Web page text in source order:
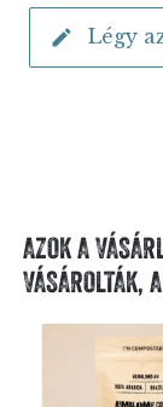
Légy
AZOK A
VÁSÁROLTÁK,